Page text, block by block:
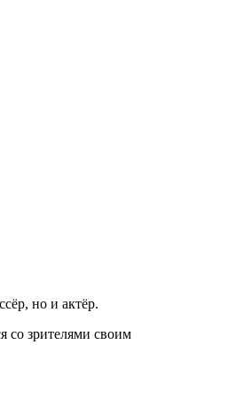
но и актёр.
со зрителями своим